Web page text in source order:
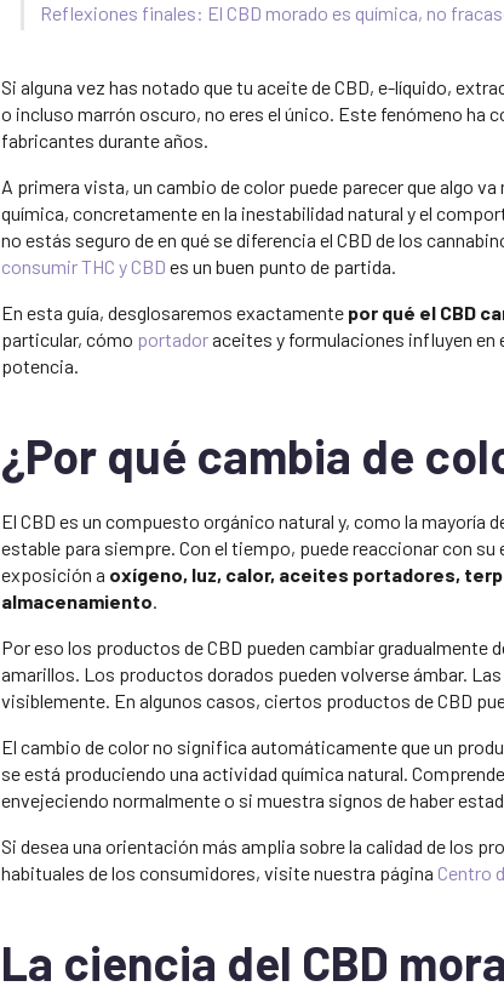
Reflexiones finales: El CBD morado es química, no
Si alguna vez has notado que tu aceite de CBD, e-líquido,
o incluso marrón oscuro, no eres el único. Este fenómeno ha
fabricantes durante años.
A primera vista, un cambio de color puede parecer que algo
química, concretamente en la inestabilidad natural y el
no estás seguro de en qué se diferencia el CBD de los
consumir THC y CBD es un buen punto de partida.
En esta guía, desglosaremos exactamente por qué el CBD
particular, cómo portadoraceites y formulaciones influyen en
potencia.
¿Por qué cambia de
El CBD es un compuesto orgánico natural y, como la mayoría
estable para siempre. Con el tiempo, puede reaccionar con
exposición a oxígeno, luz, calor, aceites portadores,
almacenamiento.
Por eso los productos de CBD pueden cambiar
amarillos. Los productos dorados pueden volverse ámbar.
visiblemente. En algunos casos, ciertos productos de CBD
El cambio de color no significa automáticamente que un
se está produciendo una actividad química natural.
envejeciendo normalmente o si muestra signos de haber
Si desea una orientación más amplia sobre la calidad de los
habituales de los consumidores, visite nuestra página Centro
La ciencia del CBD